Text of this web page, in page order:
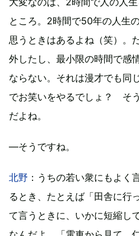
ところ。2時間で50年の人生
思うときはあるよね（笑）。
外したし、最小限の時間で感
ならない。それは漫才でも同
でお笑いをやるでしょ？ そ
だよね。
―そうですね。
北野 ：うちの若い衆にもよく
るとき、たとえば「田舎に行
て言うときに、いかに短縮し